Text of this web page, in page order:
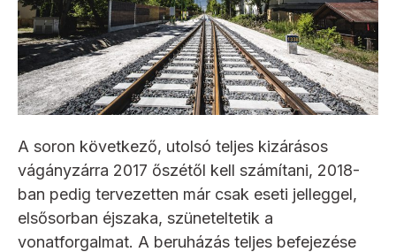
A soron következő, utolsó teljes kizárásos
vágányzárra 2017 őszétől kell számítani, 2018-
ban pedig tervezetten már csak eseti jelleggel,
elsősorban éjszaka, szüneteltetik a
vonatforgalmat. A beruházás teljes befejezése